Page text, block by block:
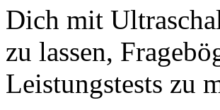
Dich mit
zu lassen,
Leistungstests zu